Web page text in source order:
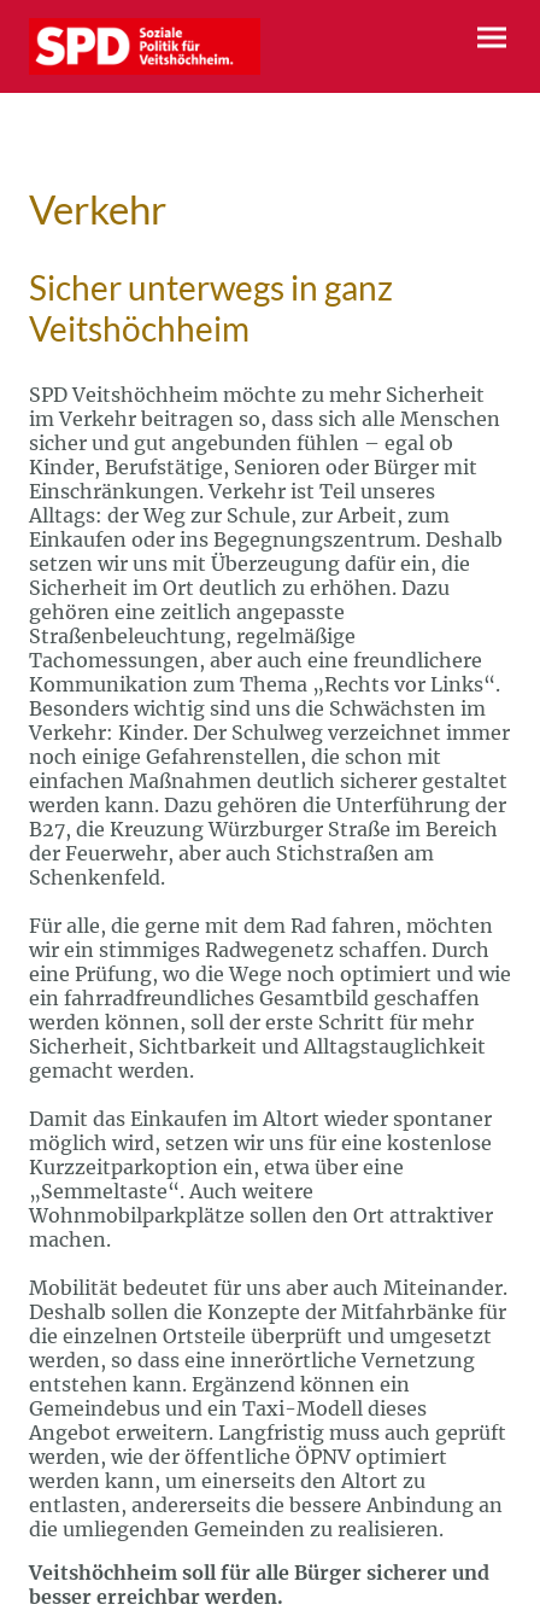
Verkehr
Sicher unterwegs in ganz
Veitshöchheim
SPD Veitshöchheim möchte zu mehr Sicherheit
im Verkehr beitragen so, dass sich alle Menschen
sicher und gut angebunden fühlen – egal ob
Kinder, Berufstätige, Senioren oder Bürger mit
Einschränkungen. Verkehr ist Teil unseres
Alltags: der Weg zur Schule, zur Arbeit, zum
Einkaufen oder ins Begegnungszentrum. Deshalb
setzen wir uns mit Überzeugung dafür ein, die
Sicherheit im Ort deutlich zu erhöhen. Dazu
gehören eine zeitlich angepasste
Straßenbeleuchtung, regelmäßige
Tachomessungen, aber auch eine freundlichere
Kommunikation zum Thema „Rechts vor Links“.
Besonders wichtig sind uns die Schwächsten im
Verkehr: Kinder. Der Schulweg verzeichnet immer
noch einige Gefahrenstellen, die schon mit
einfachen Maßnahmen deutlich sicherer gestaltet
werden kann. Dazu gehören die Unterführung der
B27, die Kreuzung Würzburger Straße im Bereich
der Feuerwehr, aber auch Stichstraßen am
Schenkenfeld.
Für alle, die gerne mit dem Rad fahren, möchten
wir ein stimmiges Radwegenetz schaffen. Durch
eine Prüfung, wo die Wege noch optimiert und wie
ein fahrradfreundliches Gesamtbild geschaffen
werden können, soll der erste Schritt für mehr
Sicherheit, Sichtbarkeit und Alltagstauglichkeit
gemacht werden.
Damit das Einkaufen im Altort wieder spontaner
möglich wird, setzen wir uns für eine kostenlose
Kurzzeitparkoption ein, etwa über eine
„Semmeltaste“. Auch weitere
Wohnmobilparkplätze sollen den Ort attraktiver
machen.
Mobilität bedeutet für uns aber auch Miteinander.
Deshalb sollen die Konzepte der Mitfahrbänke für
die einzelnen Ortsteile überprüft und umgesetzt
werden, so dass eine innerörtliche Vernetzung
entstehen kann. Ergänzend können ein
Gemeindebus und ein Taxi-Modell dieses
Angebot erweitern. Langfristig muss auch geprüft
werden, wie der öffentliche ÖPNV optimiert
werden kann, um einerseits den Altort zu
entlasten, andererseits die bessere Anbindung an
die umliegenden Gemeinden zu realisieren.
Veitshöchheim soll für alle Bürger sicherer und
besser erreichbar werden.